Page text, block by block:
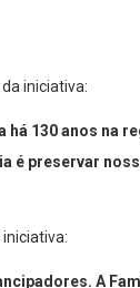
iniciativa:
há 130 anos na
é preservar
A